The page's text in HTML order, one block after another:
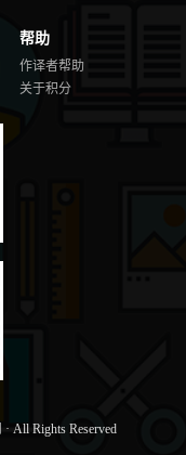
帮助
作译者帮助
关于积分
· All Rights Reserved